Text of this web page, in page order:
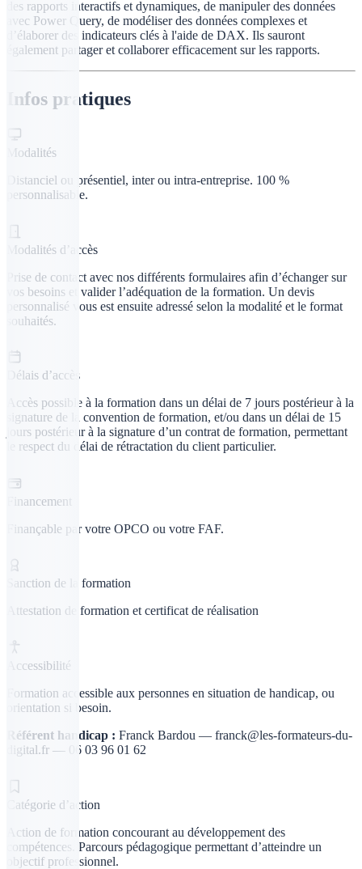
des rapports interactifs et dynamiques, de manipuler des données
avec Power Query, de modéliser des données complexes et
d’élaborer des indicateurs clés à l'aide de DAX. Ils sauront
également partager et collaborer efficacement sur les rapports.
Infos pratiques
Modalités
Distanciel ou présentiel, inter ou intra-entreprise. 100 %
personnalisable.
Modalités d’accès
Prise de contact avec nos différents formulaires afin d’échanger sur
vos besoins et valider l’adéquation de la formation. Un devis
personnalisé vous est ensuite adressé selon la modalité et le format
souhaités.
Délais d’accès
Accès possible à la formation dans un délai de 7 jours postérieur à la
signature de la convention de formation, et/ou dans un délai de 15
jours postérieur à la signature d’un contrat de formation, permettant
le respect du délai de rétractation du client particulier.
Financement
Finançable par votre OPCO ou votre FAF.
Sanction de la formation
Attestation de formation et certificat de réalisation
Accessibilité
Formation accessible aux personnes en situation de handicap, ou
orientation si besoin.
Référent handicap : Franck Bardou — franck@les-formateurs-du-
digital.fr — 06 03 96 01 62
Catégorie d’action
Action de formation concourant au développement des
compétences. Parcours pédagogique permettant d’atteindre un
objectif professionnel.